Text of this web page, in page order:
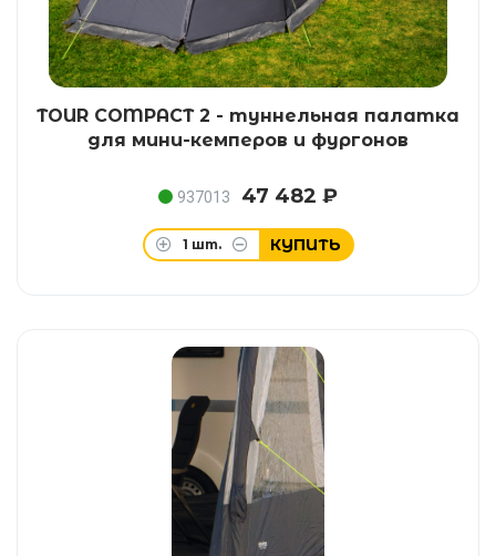
TOUR COMPACT 2 - туннельная палатка
для мини-кемперов и фургонов
937013 47 482 ₽
1 шт. КУПИТЬ